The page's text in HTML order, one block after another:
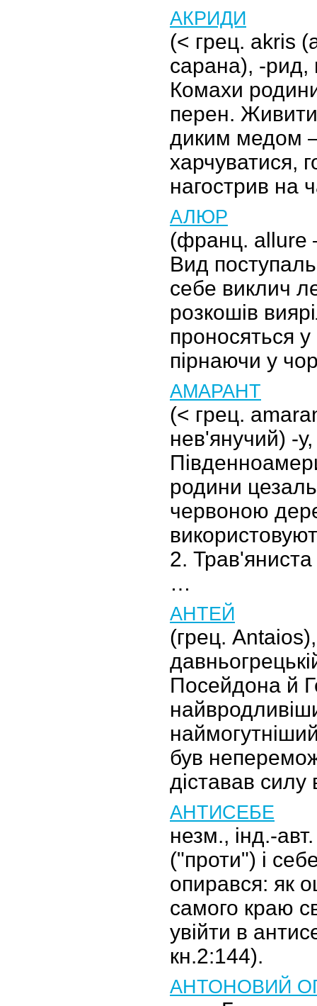
АКРИДИ
(< грец. akris
сарана), -рид,
Комахи
перен.
диким медом
харчуватися,
нагострив на
АЛЮР
(франц. allure
Вид
себе виклич
розкошів
проносяться
пірнаючи у
АМАРАНТ
(< грец.
нев'янучий) -
родини
червоною
2.
…
АНТЕЙ
(грец.
Посейдона й
був
діставав
АНТИСЕБЕ
незм., інд.-
("проти") і
опирався: як
самого краю
увійти в
кн.2:144).
АНТОНОВИЙ